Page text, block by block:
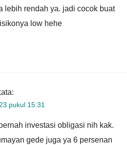
lebih rendah ya. jadi cocok buat
low hehe
pukul 15:31
investasi obligasi nih kak.
gede juga ya 6 persenan